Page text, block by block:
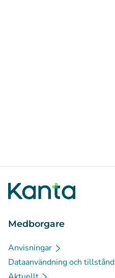
Medborgare
Anvisningar
Dataanvändning och tillstånd